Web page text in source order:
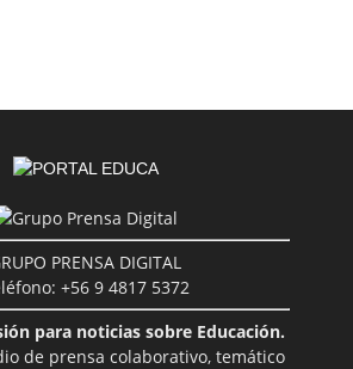
PRENSA DIGITAL
+56 9 4817 5372
para noticias sobre Educación.
de prensa colaborativo, temático